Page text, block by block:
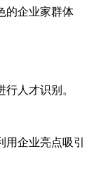
的企业家群体
人才识别。
企业亮点吸引